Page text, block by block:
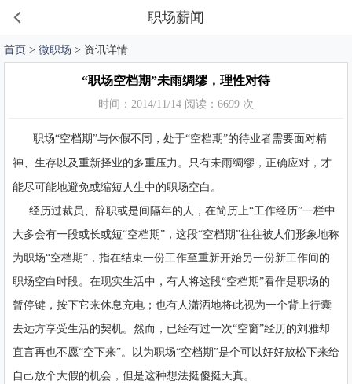
职场薪闻
首页 > 微职场 > 资讯详情
“职场空档期”未雨绸缪，理性对待
时间：2014/11/14 阅读：6699 次
职场“空档期”与休假不同，处于“空档期”的待业者需要面对精
神、生存以及重新择业的多重压力。只有未雨绸缪，正确应对，才
能尽可能地避免或缩短人生中的职场空白。
经历过裁员、辞职或是间隔年的人，在简历上“工作经历”一栏中
大多会有一段或长或短“空档期”，这段“空档期”往往被人们形象地称
为职场“空档期”，指在结束一份工作至重新开始另一份新工作间的
职场空白时段。在现实生活中，有人将这段“空档期”看作是职场的
暂停键，按下它来休息充电；也有人潇洒地将此视为一个背上行囊
去远方享受生活的契机。然而，已经有过一次“空窗”经历的刘雅却
直言再也不愿“空下来”。以为职场“空档期”是个可以好好放松下来给
自己放个大假的机会，但是这种想法挺傻挺天真。